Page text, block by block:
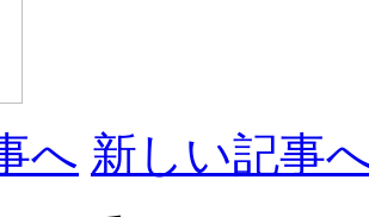
へ 新しい記事